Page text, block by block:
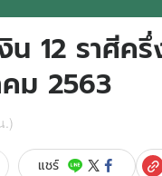
น 12 ราศีค
ม 2563
.)
แชร์